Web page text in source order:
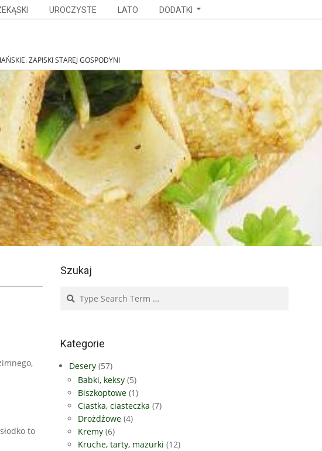
UROCZYSTE LATO DODATKI
ZAPISKI STAREJ GOSPODYNI
to
Szukaj
Search
Kategorie
Desery (57)
Babki, keksy (5)
Biszkoptowe (1)
Ciastka, ciasteczka (7)
Drożdżowe (4)
Kremy (6)
Kruche, tarty, mazurki (12)